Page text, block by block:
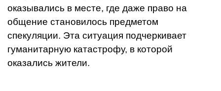
оказывались в месте, где даже право на
общение становилось предметом
спекуляции. Эта ситуация подчеркивает
гуманитарную катастрофу, в которой
оказались жители.